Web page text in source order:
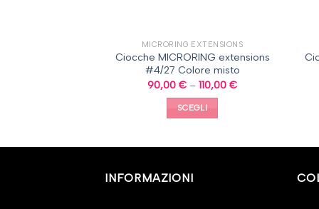
MICRORING EXTENSIONS
Ciocche MICRORING extensions
#4/27 Colore misto
90,00€ –110,00€
SCEGLI
INFORMAZIONI